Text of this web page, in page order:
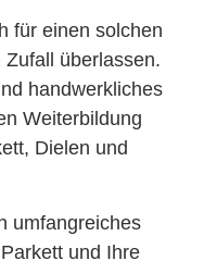
für einen solchen
überlassen.
handwerkliches
Weiterbildung
Dielen und
umfangreiches
und Ihre